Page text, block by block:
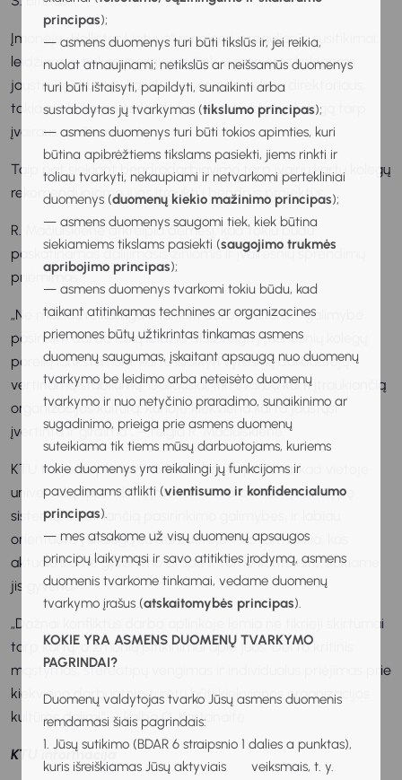
principas);
— asmens duomenys turi būti tikslūs ir, jei reikia,
nuolat atnaujinami; netikslūs ar neišsamūs duomenys
turi būti ištaisyti, papildyti, sunaikinti arba
sustabdytas jų tvarkymas (tikslumo principas);
— asmens duomenys turi būti tokios apimties, kuri
būtina apibrėžtiems tikslams pasiekti, jiems rinkti ir
toliau tvarkyti, nekaupiami ir netvarkomi pertekliniai
duomenys (duomenų kiekio mažinimo principas);
— asmens duomenys saugomi tiek, kiek būtina
siekiamiems tikslams pasiekti (saugojimo trukmės
apribojimo principas);
— asmens duomenys tvarkomi tokiu būdu, kad
taikant atitinkamas technines ar organizacines
priemones būtų užtikrintas tinkamas asmens
duomenų saugumas, įskaitant apsaugą nuo duomenų
tvarkymo be leidimo arba neteisėto duomenų
tvarkymo ir nuo netyčinio praradimo, sunaikinimo ar
sugadinimo, prieiga prie asmens duomenų
suteikiama tik tiems mūsų darbuotojams, kuriems
tokie duomenys yra reikalingi jų funkcijoms ir
pavedimams atlikti (vientisumo ir konfidencialumo
principas).
— mes atsakome už visų duomenų apsaugos
principų laikymąsi ir savo atitikties įrodymą, asmens
duomenis tvarkome tinkamai, vedame duomenų
tvarkymo įrašus (atskaitomybės principas).
KOKIE YRA ASMENS DUOMENŲ TVARKYMO
PAGRINDAI?
Duomenų valdytojas tvarko Jūsų asmens duomenis
remdamasi šiais pagrindais:
1. Jūsų sutikimo (BDAR 6 straipsnio 1 dalies a punktas),
kuris išreiškiamas Jūsų aktyviais veiksmais, t. y.
Įmonėje „Hollister Lietuva“ rengiami ir reguliarūs susitikimai,
leidžiantys tiek jaunesniems, tiek vyresniems kolegoms
jaustis išgirstiems. Pasak įmonės generalinio direktoriaus,
tokia praktika padeda išlaikyti konstruktyvų dialogą tarp
įvairaus amžiaus kartų.
Taip pat siekiant bendradarbiavimo tarp įvairių kartų kolegų
rekomenduojama juos įtraukti į bendrus projektus.
R. Mačiulskienė atkreipia dėmesį, kad tokiu būdu
paskatinamas dalijimasis žiniomis ir įvairesnių sprendimų
priėmimas.
„Ne mažiau reikalinga ir lanksti darbo kultūra – galimybė
pasirinkti darbo laiką leidžia atsižvelgti į jaunesnių kolegų
poreikį lankstumui ir kartu išlaikyti vyresnių darbuotojų
vertinamą stabilumą. Galiausiai, itin svarbu kurti įtraukiančią
organizacijos kultūrą, kurioje kiekviena karta jaustųsi
įvertinta ir girdima“, – teigia R. Mačiulskienė.
KTU Karjeros planavimo konsultantė priduria, kad vietoje
universalių sprendimų įmonėms svarbu kurti įvairialypę
sistemą, suteikiančią pasirinkimo galimybes, ir labiau
orientuotis į dialogą su darbuotoju – ko jam reikia, kas
aktualu šiame gyvenimo etape ir tame kontekste, kokiame
jis gyvena.
„Dažnai konfliktus darbo aplinkoje lemia ne tikrieji skirtumai
tarp kartų, o žmonių įsitikinimai apie juos. Dėl to kritinis
mąstymas, stereotipų vengimas ir individualus priėjimas prie
kiekvieno darbuotojo turėtų būti kiekvienos organizacijos
kultūros dalimi“, – kalba G. Kartanaitė.
KTU informacija